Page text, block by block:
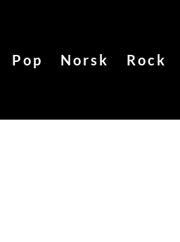
Pop Norsk Rock